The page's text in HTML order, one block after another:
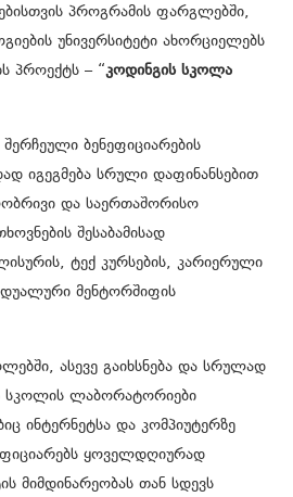
პროგრამის ფარგლებში,
უნივერსიტეტი ახორციელებს
პროექტს – “კოდინგის სკოლა
ბენეფიციარების
იგეგმება სრული დაფინანსებით
და საერთაშორისო
შესაბამისად
ტექ კურსების, კარიერული
მენტორშიფის
ასევე გაიხსნება და სრულად
სკოლის ლაბორატორიები
ინტერნეტსა და კომპიუტერზე
ყოველდღიურად
მიმდინარეობას თან სდევს